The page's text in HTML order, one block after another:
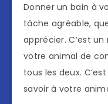
Donner un bain à
tâche agréable,
apprécier. C’est
votre animal de
tous les deux.
savoir à votre